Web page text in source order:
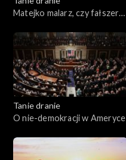
Matejko malarz, czy fałszerz
Tanie dranie
O nie-demokracji w Ameryce